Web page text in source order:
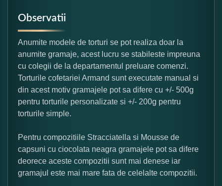
Observatii
Anumite modele de torturi se pot realiza doar la
anumite gramaje, acest lucru se stabileste impreuna
cu colegii de la departamentul preluare comenzi.
Torturile cofetariei Armand sunt executate manual si
din acest motiv gramajele pot sa difere cu +/- 500g
pentru torturile personalizate si +/- 200g pentru
torturile simple.
Pentru compozitiile Stracciatella si Mousse de
capsuni cu ciocolata neagra gramajele pot sa difere
deorece aceste compozitii sunt mai denese iar
gramajul este mai mare fata de celelalte compozitii.